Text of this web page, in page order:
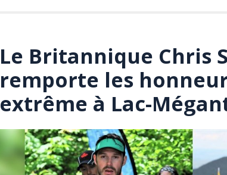
Le Britannique Chris
remporte les
extrême à Lac-